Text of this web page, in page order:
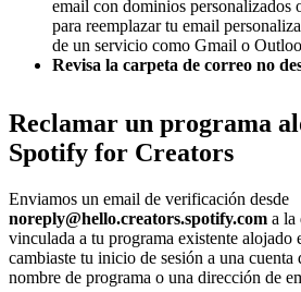
email con dominios personalizados
para reemplazar tu email
de un servicio como Gmail o
Revisa la carpeta de correo no
Reclamar un programa
Spotify for Creators
Enviamos un email de verificación desde
noreply@hello.creators.spotify.com a la
vinculada a tu programa existente alojado
cambiaste tu inicio de sesión a una cuenta
nombre de programa o una dirección de